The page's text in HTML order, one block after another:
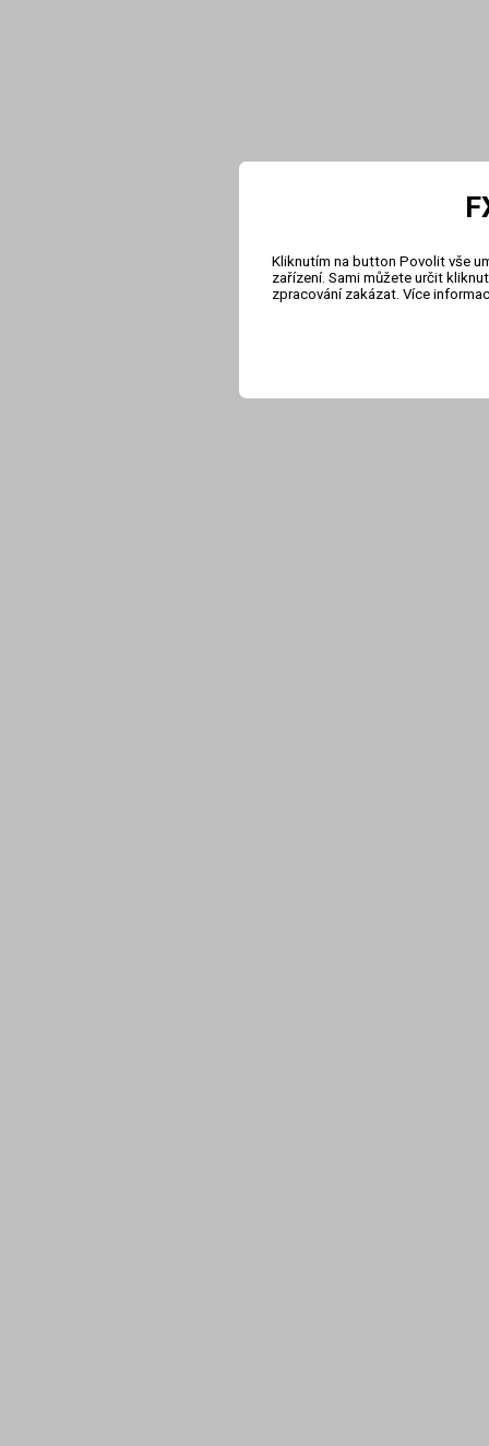
Kliknutím na button Povolit vše
zařízení. Sami můžete určit
zpracování zakázat. Více